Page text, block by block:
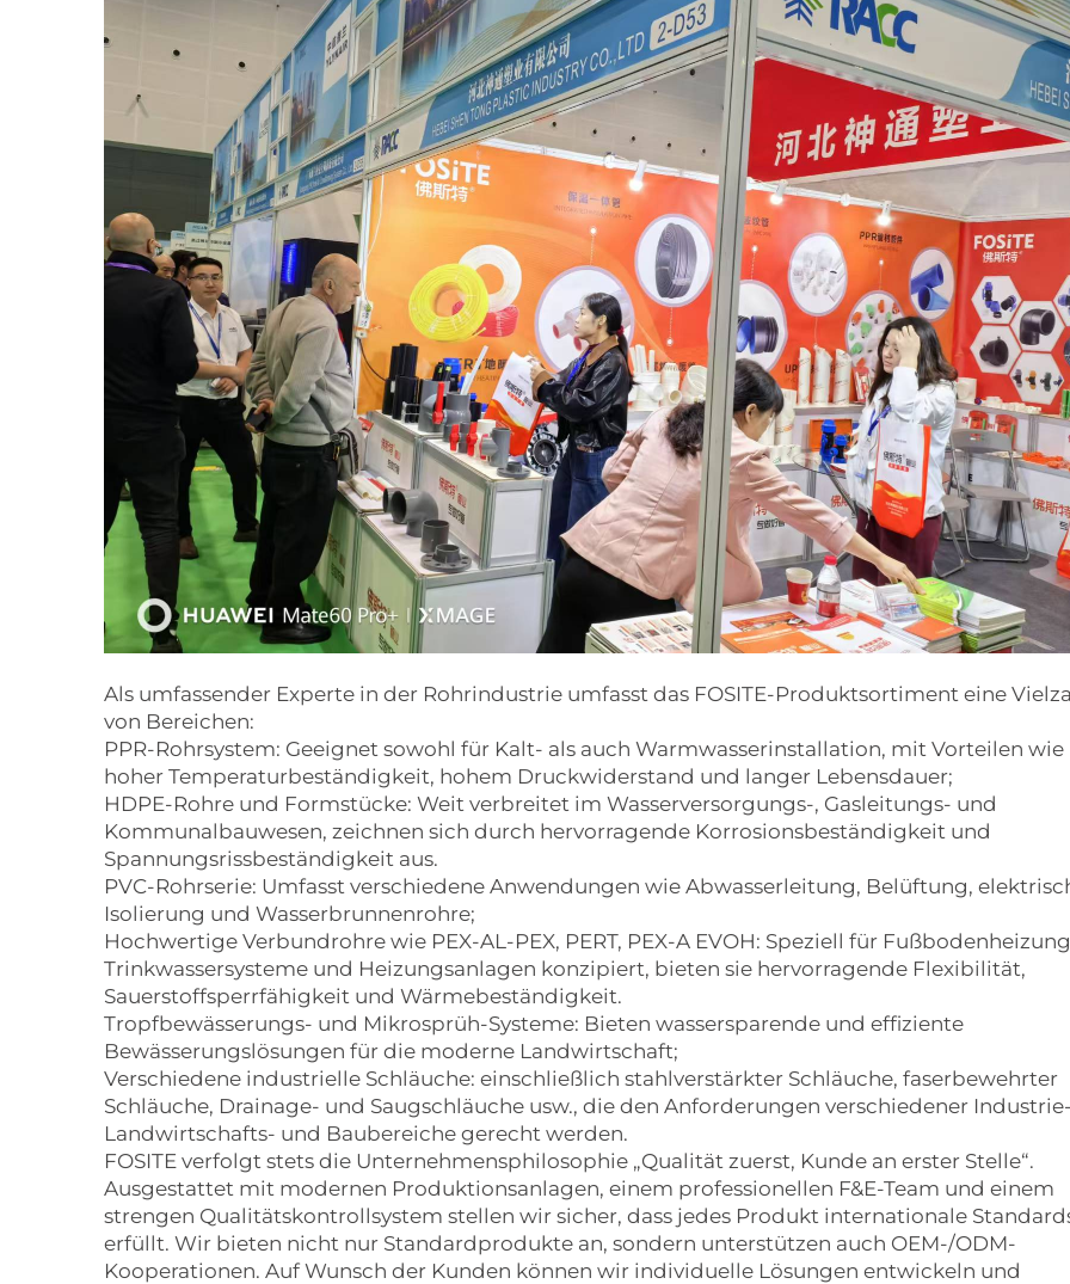
Als umfassender Experte in der Rohrindustrie umfasst das FOSITE-Produktsortiment eine
von Bereichen:
PPR-Rohrsystem: Geeignet sowohl für Kalt- als auch Warmwasserinstallation, mit Vorteilen wie
hoher Temperaturbeständigkeit, hohem Druckwiderstand und langer Lebensdauer;
HDPE-Rohre und Formstücke: Weit verbreitet im Wasserversorgungs-, Gasleitungs- und
Kommunalbauwesen, zeichnen sich durch hervorragende Korrosionsbeständigkeit und
Spannungsrissbeständigkeit aus.
PVC-Rohrserie: Umfasst verschiedene Anwendungen wie Abwasserleitung, Belüftung,
Isolierung und Wasserbrunnenrohre;
Hochwertige Verbundrohre wie PEX-AL-PEX, PERT, PEX-A EVOH: Speziell für
Trinkwassersysteme und Heizungsanlagen konzipiert, bieten sie hervorragende Flexibilität,
Sauerstoffsperrfähigkeit und Wärmebeständigkeit.
Tropfbewässerungs- und Mikrosprüh-Systeme: Bieten wassersparende und effiziente
Bewässerungslösungen für die moderne Landwirtschaft;
Verschiedene industrielle Schläuche: einschließlich stahlverstärkter Schläuche, faserbewehrter
Schläuche, Drainage- und Saugschläuche usw., die den Anforderungen verschiedener
Landwirtschafts- und Baubereiche gerecht werden.
FOSITE verfolgt stets die Unternehmensphilosophie „Qualität zuerst, Kunde an erster Stelle“.
Ausgestattet mit modernen Produktionsanlagen, einem professionellen F&E-Team und einem
strengen Qualitätskontrollsystem stellen wir sicher, dass jedes Produkt internationale
erfüllt. Wir bieten nicht nur Standardprodukte an, sondern unterstützen auch OEM-/ODM-
Kooperationen. Auf Wunsch der Kunden können wir individuelle Lösungen entwickeln und